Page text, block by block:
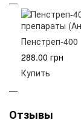
Пенстреп-400
288.00 грн
Купить
Отзывы